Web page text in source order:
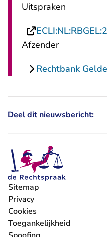
Uitspraken
Afzender
Rechtbank
Deel dit nieuwsbericht:
Sitemap
Privacy
Cookies
Toegankelijkheid